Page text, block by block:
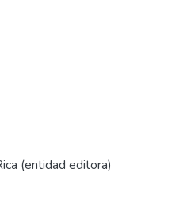
(entidad editora)